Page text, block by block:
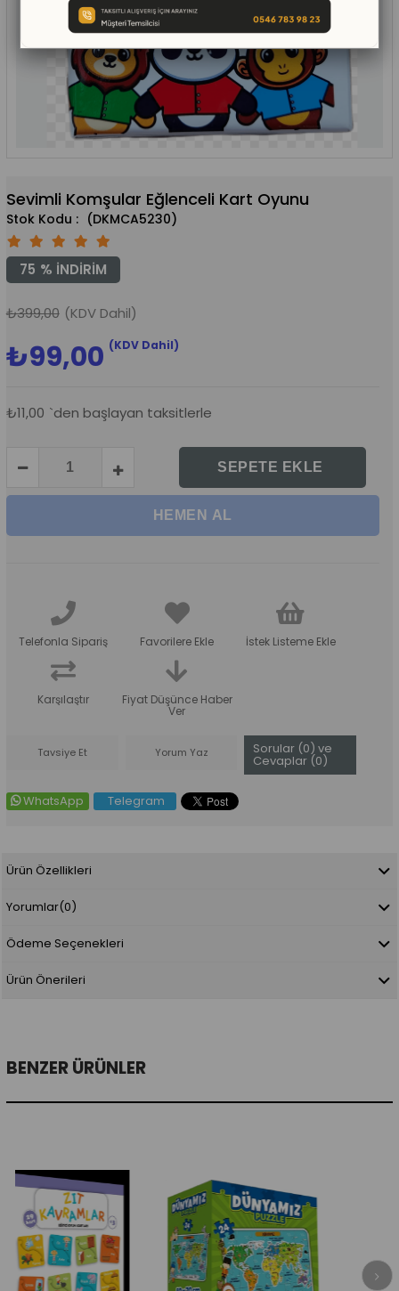
Sevimli Komşular Eğlenceli Kart Oyunu
(DKMCA5230)
%
75 İNDIRIM
₺399,00 (KDV Dahil)
₺99,00 (KDV Dahil)
₺11,00 `den başlayan taksitlerle
Telefonla Sipariş Favorilere Ekle İstek Listeme Ekle
Karşılaştır Fiyat Düşünce Haber
Ver
Tavsiye Et Yorum Yaz Sorular (0) ve
Cevaplar (0)
WhatsApp Telegram
Ürün Özellikleri
Yorumlar(0)
Ödeme Seçenekleri
Ürün Önerileri
BENZER ÜRÜNLER